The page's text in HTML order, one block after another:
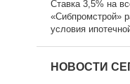
Ставка 3,5% на
«Сибпромстрой»
условия
НОВОСТИ